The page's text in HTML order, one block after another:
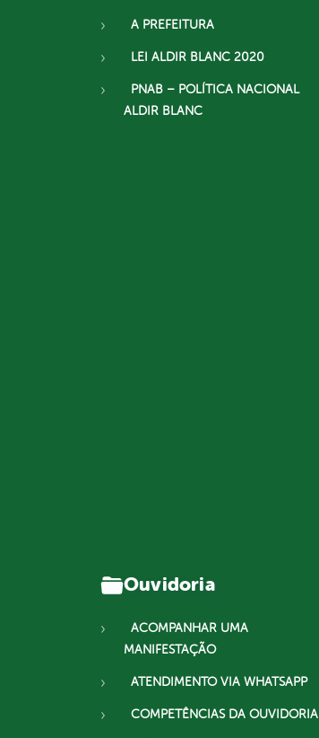
A PREFEITURA
LEI ALDIR BLANC 2020
PNAB – POLÍTICA NACIONAL
ALDIR BLANC
Ouvidoria
ACOMPANHAR UMA
MANIFESTAÇÃO
ATENDIMENTO VIA WHATSAPP
COMPETÊNCIAS DA OUVIDORIA